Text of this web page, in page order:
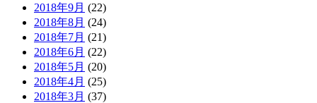
2018年9月 (22)
2018年8月 (24)
2018年7月 (21)
2018年6月 (22)
2018年5月 (20)
2018年4月 (25)
2018年3月 (37)